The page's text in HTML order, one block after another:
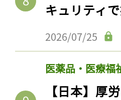
キュリティ
2026/07/25
医薬品・医療福
【日本】厚